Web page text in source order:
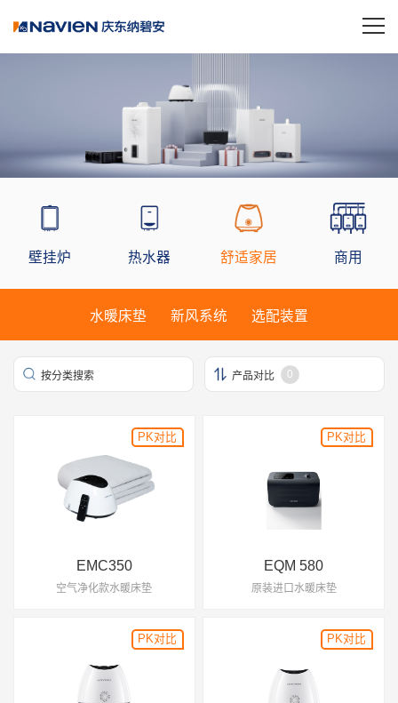
壁挂炉 热水器 舒适家居 商用
水暖床垫 新风系统 选配装置
按分类搜索 产品对比 0
EMC350
空气净化款水暖床垫
EQM 580
原装进口水暖床垫